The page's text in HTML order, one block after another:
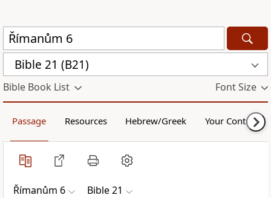
Bible 21 (B21)
Bible Book List Font Size
Passage Resources Hebrew/Greek Your Content
Římanům 6 Bible 21